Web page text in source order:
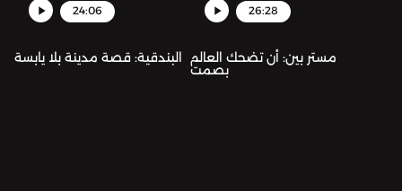
24:06
البندقية: قصة مدينة بلا يابسة
26:28
مستر بين: أن تضحك العالم
بصمت